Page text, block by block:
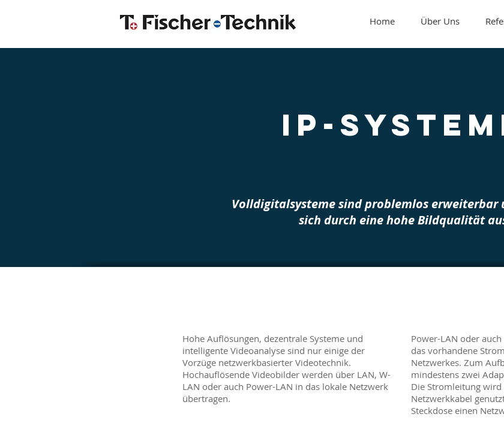
Home Über Uns
IP-
Volldigitalsysteme sind problemlos erweiterbar
sich durch eine hohe Bildqualität
Hohe Auflösungen, dezentrale Systeme und
intelligente Videoanalyse sind nur einige der
Vorzüge netzwerkbasierter Videotechnik.
Hochauflösende Videobilder werden über LAN, W-
LAN oder auch Power-LAN in das lokale Netzwerk
übertragen.
Power-LAN oder
das vorhandene
Netzwerkes. Zum
mindestens zwei
Die Stromleitung wird
Netzwerkkabel
Steckdose einen